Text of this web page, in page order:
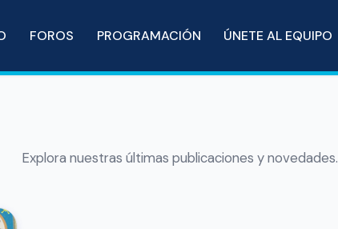
FOROS PROGRAMACIÓN ÚNETE AL EQUIPO
Explora nuestras últimas publicaciones y novedades.